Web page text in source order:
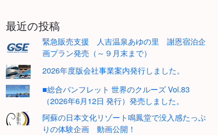
最近の投稿
緊急販売支援 人吉温泉あゆの里 謝恩宿泊企
画プラン発売（～９月末まで）
2026年度版会社事業案内発行しました。
■総合パンフレット 世界のクルーズ Vol.83
（2026年6月12日 発行）発売しました。
阿蘇の日本文化リゾート鳴鳳堂で没入感たっぷ
りの体験企画 動画公開！